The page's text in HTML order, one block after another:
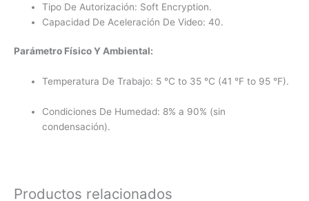
Tipo De Autorización: Soft Encryption.
Capacidad De Aceleración De Video:40.
Parámetro Físico Y Ambiental:
Temperatura De Trabajo: 5 °C to 35 °C (41 °F to 95 °F).
Condiciones De Humedad: 8% a 90% (sin
condensación).
Productos relacionados